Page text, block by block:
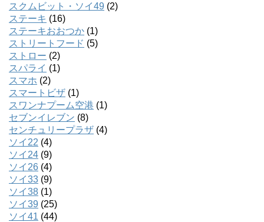
スクムビット・ソイ49 (2)
ステーキ (16)
ステーキおおつか (1)
ストリートフード (5)
ストロー (2)
スパライ (1)
スマホ (2)
スマートビザ (1)
スワンナプーム空港 (1)
セブンイレブン (8)
センチュリープラザ (4)
ソイ22 (4)
ソイ24 (9)
ソイ26 (4)
ソイ33 (9)
ソイ38 (1)
ソイ39 (25)
ソイ41 (44)